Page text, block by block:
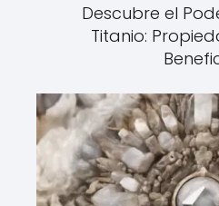
Descubre el
Titanio: